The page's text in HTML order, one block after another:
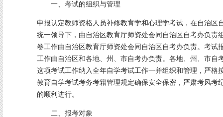
一、考试的组织与管理
申报认定教师资格人员补修教育学和心理学考试，在自治区
统一领导下，由自治区教育厅师资处会同自治区自考办负责
卷工作由自治区教育厅师资处会同自治区自考办负责。考试
工作由自治区和各地、州、市自考办负责。各地、州、市自
这项考试工作纳入全年自学考试工作一并组织和管理，严格
教育自学考试考务考籍管理规定确保安全保密，严肃考风考
的顺利进行。
二、报考对象